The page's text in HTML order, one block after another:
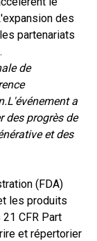
des
partenariats
de
L'événement a
des progrès de
et des
(FDA)
les produits
CFR Part
et répertorier